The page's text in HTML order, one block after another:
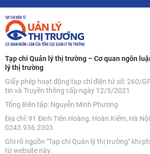
Tạp chí Quản lý thị trường – Cơ quan ngôn
lý thị trường
Giấy phép hoạt động tạp chí điện tử số: 260/
tin và Truyền thông cấp ngày 12/5/2021
Tổng Biên tập: Nguyễn Minh Phương
Địa chỉ: 91 Đinh Tiên Hoàng, Hoàn Kiếm, Hà
0243.936.2303
Ghi rõ nguồn "Tạp chí Quản lý thị trường" khi
từ website này.